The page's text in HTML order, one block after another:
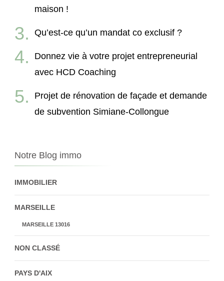
maison !
Qu’est-ce qu’un mandat co exclusif ?
Donnez vie à votre projet entrepreneurial
avec HCD Coaching
Projet de rénovation de façade et demande
de subvention Simiane-Collongue
Notre Blog immo
IMMOBILIER
MARSEILLE
MARSEILLE 13016
NON CLASSÉ
PAYS D'AIX